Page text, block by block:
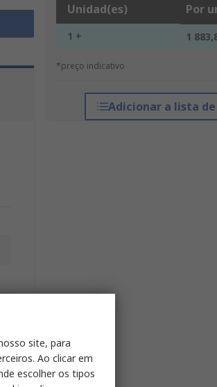
Unidad(es) Por
1 + 1
*preço indicativo
Adicionar a lista
site, para
Ao clicar em
escolher os tipos